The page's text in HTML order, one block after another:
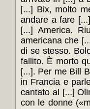
[...] Bix, molto
andare a fare
[...] America.
americana che
di se stesso.
fallito. È morto
[...]. Per me Bill
in Francia e
cantato al [...]
con le donne